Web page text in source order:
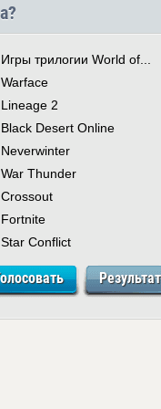
Игры трилогии World of...
Warface
Lineage 2
Black Desert Online
Neverwinter
War Thunder
Crossout
Fortnite
Star Conflict